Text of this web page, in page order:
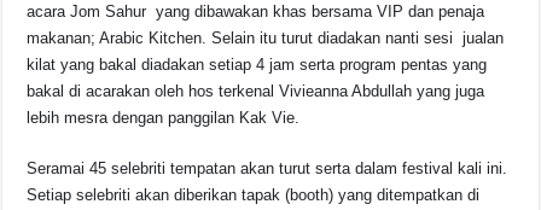
acara Jom Sahur yang dibawakan khas bersama VIP dan penaja
makanan; Arabic Kitchen. Selain itu turut diadakan nanti sesi jualan
kilat yang bakal diadakan setiap 4 jam serta program pentas yang
bakal di acarakan oleh hos terkenal Vivieanna Abdullah yang juga
lebih mesra dengan panggilan Kak Vie.
Seramai 45 selebriti tempatan akan turut serta dalam festival kali ini.
Setiap selebriti akan diberikan tapak (booth) yang ditempatkan di